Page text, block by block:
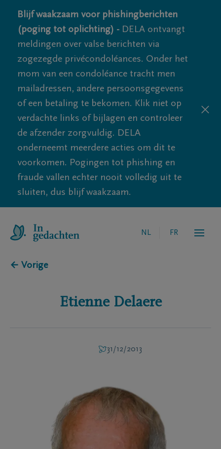
Blijf waakzaam voor phishingberichten
(poging tot oplichting) - DELA ontvangt
meldingen over valse berichten via
zogezegde privécondoléances. Onder het
mom van een condoléance tracht men
mailadressen, andere persoonsgegevens
of een betaling te bekomen. Klik niet op
verdachte links of bijlagen en controleer
de afzender zorgvuldig. DELA
onderneemt meerdere acties om dit te
voorkomen. Pogingen tot phishing en
fraude vallen echter nooit volledig uit te
sluiten, dus blijf waakzaam.
NL FR
← Vorige
Etienne Delaere
31/12/2013